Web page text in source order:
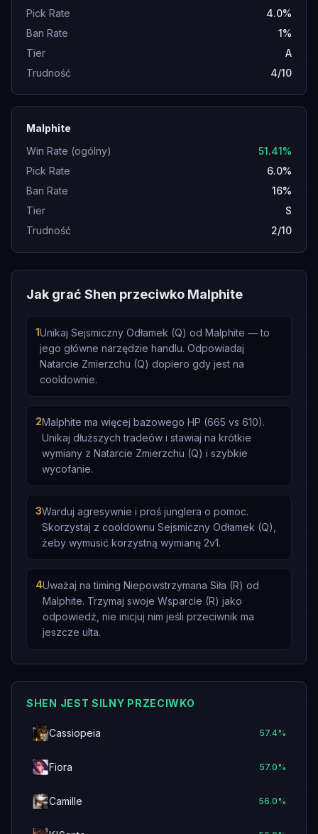
Pick Rate
4.0%
Ban Rate
1%
Tier
A
Trudność
4/10
Malphite
Win Rate (ogólny)
51.41%
Pick Rate
6.0%
Ban Rate
16%
Tier
S
Trudność
2/10
Jak grać Shen przeciwko Malphite
1Unikaj Sejsmiczny Odłamek (Q) od Malphite — to
jego główne narzędzie handlu. Odpowiadaj
Natarcie Zmierzchu (Q) dopiero gdy jest na
cooldownie.
2Malphite ma więcej bazowego HP (665 vs 610).
Unikaj dłuższych tradeów i stawiaj na krótkie
wymiany z Natarcie Zmierzchu (Q) i szybkie
wycofanie.
3Warduj agresywnie i proś junglera o pomoc.
Skorzystaj z cooldownu Sejsmiczny Odłamek (Q),
żeby wymusić korzystną wymianę 2v1.
4Uważaj na timing Niepowstrzymana Siła (R) od
Malphite. Trzymaj swoje Wsparcie (R) jako
odpowiedź, nie inicjuj nim jeśli przeciwnik ma
jeszcze ulta.
SHEN JEST SILNY PRZECIWKO
Cassiopeia 57.4%
Fiora 57.0%
Camille 56.0%